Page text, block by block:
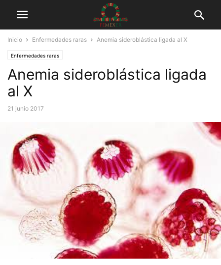
Inicio Enfermedades raras Anemia sideroblástica ligada al X
Enfermedades raras
Anemia sideroblástica ligada
al X
21 junio 2017